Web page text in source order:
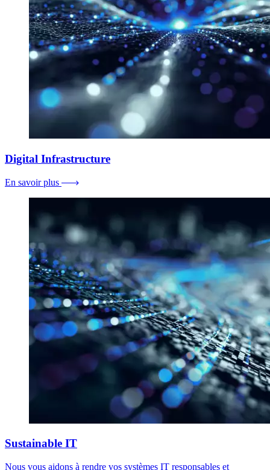
Digital Infrastructure
En savoir plus
Sustainable IT
Nous vous aidons à rendre vos systèmes IT responsables et